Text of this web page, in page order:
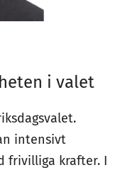
i valet
intensivt
frivilliga krafter. I